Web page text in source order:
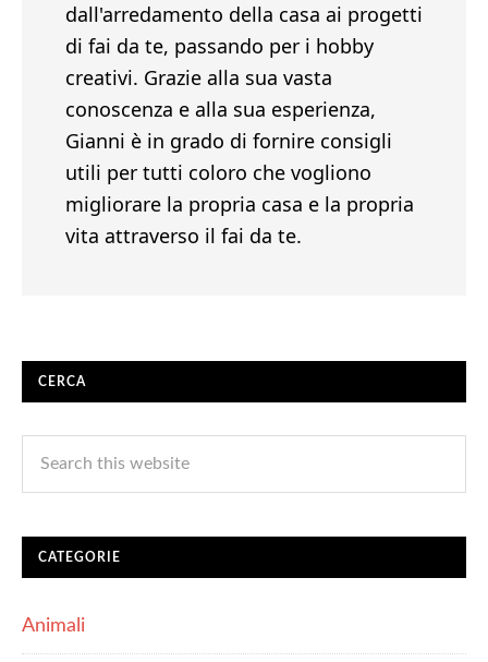
dall'arredamento della casa ai progetti
di fai da te, passando per i hobby
creativi. Grazie alla sua vasta
conoscenza e alla sua esperienza,
Gianni è in grado di fornire consigli
utili per tutti coloro che vogliono
migliorare la propria casa e la propria
vita attraverso il fai da te.
CERCA
CATEGORIE
Animali